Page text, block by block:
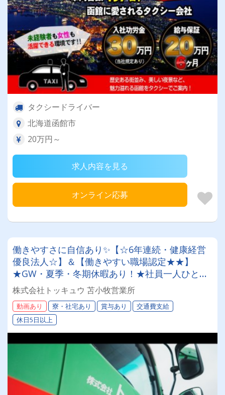
タクシードライバー
北海道函館市
20万円～
求人内容を見る
オンライン応募
働きやすさに自信あり✨【☆6年連続・健康経営
優良法人☆】＆【働きやすい職場認定★★】
★GW・夏季・冬期休暇あり！★社員一人ひとり
を大切にする昭和34年設立の安定企業！＜未経験
者も大歓迎！トレーラードライバー＞
株式会社トッキュウ 苫小牧営業所
動画あり 寮・社宅あり 賞与あり
交通費支給
休日5日以上